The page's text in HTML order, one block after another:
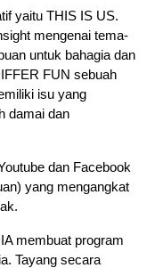
yaitu THIS IS US.
mengenai tema-
untuk bahagia dan
FUN sebuah
isu yang
damai dan
dan Facebook
yang mengangkat
membuat program
Tayang secara